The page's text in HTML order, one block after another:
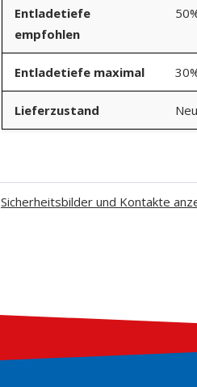
Entladetiefe
empfohlen
Entladetiefe maximal
Lieferzustand
Sicherheitsbilder und Kontakte